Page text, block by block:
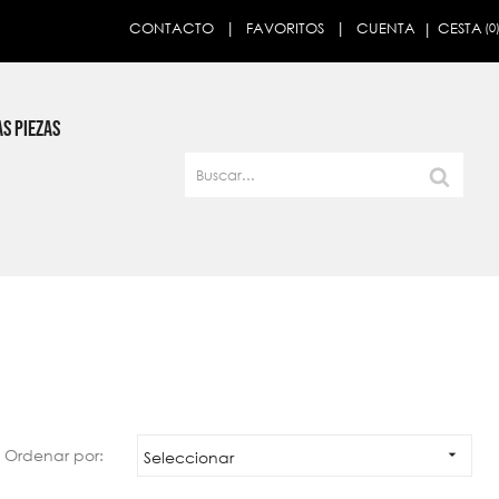
CONTACTO FAVORITOS CUENTA CESTA(0)
PIEZAS
Ordenar por: Seleccionar 
×